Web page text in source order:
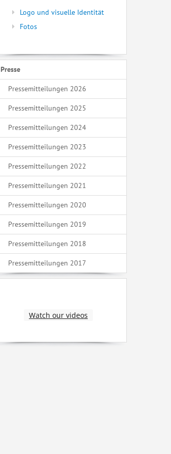
Logo und visuelle Identität
Fotos
Presse
Pressemitteilungen 2026
Pressemitteilungen 2025
Pressemitteilungen 2024
Pressemitteilungen 2023
Pressemitteilungen 2022
Pressemitteilungen 2021
Pressemitteilungen 2020
Pressemitteilungen 2019
Pressemitteilungen 2018
Pressemitteilungen 2017
Watch our videos